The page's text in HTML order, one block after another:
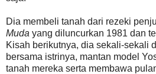
Dia membeli tanah dari rezeki
Muda yang diluncurkan 1981 dan
Kisah berikutnya, dia sekali-sekali
bersama istrinya, mantan model
tanah mereka serta membawa